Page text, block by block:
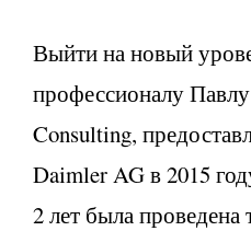
Выйти на новый
профессионалу
Consulting,
Daimler AG в 2015
2 лет была проведена